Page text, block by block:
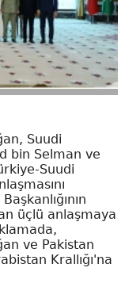
Suudi
bin Selman ve
Suudi
üçlü anlaşmaya
ve Pakistan
Krallığı'na